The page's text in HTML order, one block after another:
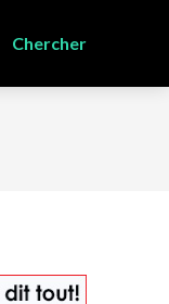
Chercher